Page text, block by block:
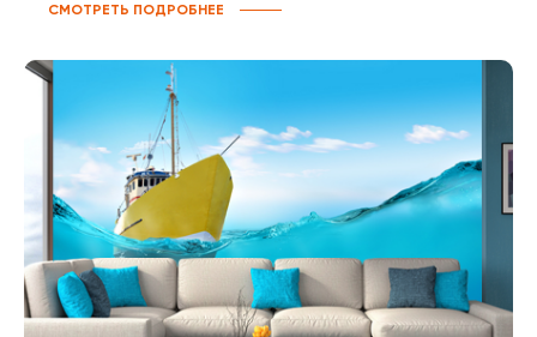
СМОТРЕТЬ ПОДРОБНЕЕ